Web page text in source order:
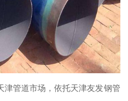
津管道市场，依托天津友发钢管